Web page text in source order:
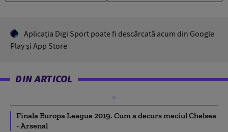
Aplicaţia Digi Sport poate fi descărcată acum din Google
Play şi App Store
DIN ARTICOL
Finala Europa League 2019. Cum a decurs meciul Chelsea
- Arsenal